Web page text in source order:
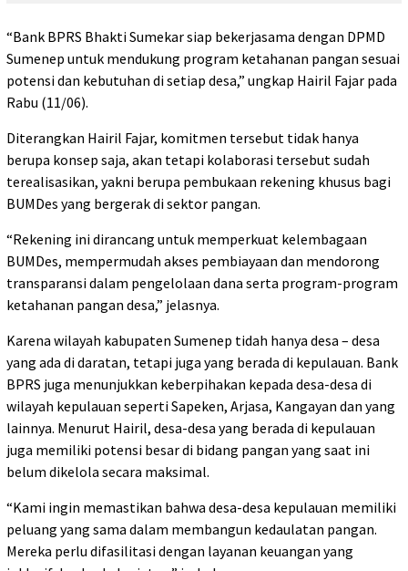
“Bank BPRS Bhakti Sumekar siap bekerjasama dengan DPMD
Sumenep untuk mendukung program ketahanan pangan sesuai
potensi dan kebutuhan di setiap desa,” ungkap Hairil Fajar pada
Rabu (11/06).
Diterangkan Hairil Fajar, komitmen tersebut tidak hanya
berupa konsep saja, akan tetapi kolaborasi tersebut sudah
terealisasikan, yakni berupa pembukaan rekening khusus bagi
BUMDes yang bergerak di sektor pangan.
“Rekening ini dirancang untuk memperkuat kelembagaan
BUMDes, mempermudah akses pembiayaan dan mendorong
transparansi dalam pengelolaan dana serta program-program
ketahanan pangan desa,” jelasnya.
Karena wilayah kabupaten Sumenep tidah hanya desa – desa
yang ada di daratan, tetapi juga yang berada di kepulauan. Bank
BPRS juga menunjukkan keberpihakan kepada desa-desa di
wilayah kepulauan seperti Sapeken, Arjasa, Kangayan dan yang
lainnya. Menurut Hairil, desa-desa yang berada di kepulauan
juga memiliki potensi besar di bidang pangan yang saat ini
belum dikelola secara maksimal.
“Kami ingin memastikan bahwa desa-desa kepulauan memiliki
peluang yang sama dalam membangun kedaulatan pangan.
Mereka perlu difasilitasi dengan layanan keuangan yang